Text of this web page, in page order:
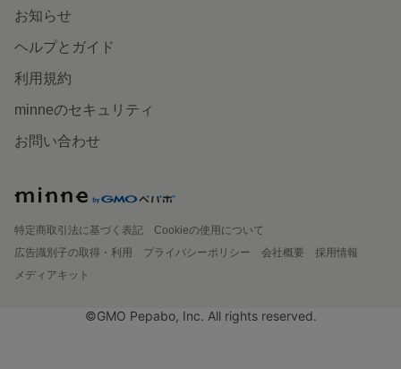
お知らせ
ヘルプとガイド
利用規約
minneのセキュリティ
お問い合わせ
特定商取引法に基づく表記
Cookieの使用について
広告識別子の取得・利用
プライバシーポリシー 会社概要
採用情報
メディアキット
©GMO Pepabo, Inc. All rights reserved.